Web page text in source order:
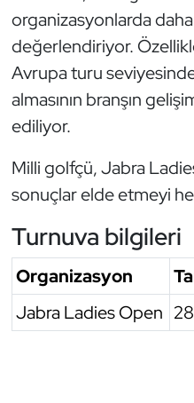
organizasyonlarda
değerlendiriyor.
Avrupa turu
almasının branşın
ediliyor.
Milli golfçü, Jabra
sonuçlar elde etmeyi
Turnuva bilgileri
Organizasyon
Jabra Ladies Open
Oryantiring
Özel Sporcular
Paralimpik
Ragbi
Su Topu
Sualtı Sporları